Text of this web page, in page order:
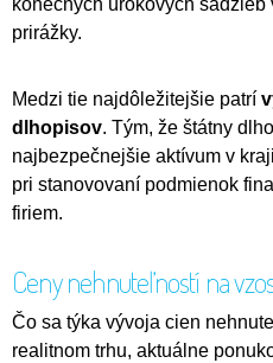
konečných úrokových
prirážky.
Medzi tie najdôležitejšie patrí
dlhopisov. Tým, že štátny
najbezpečnejšie aktívum v
pri stanovovaní podmienok
firiem.
Ceny nehnuteľností na
Čo sa týka vývoja cien
realitnom trhu, aktuálne